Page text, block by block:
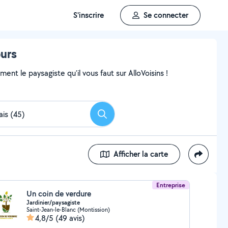
S'inscrire Se connecter
le paysagiste qu'il vous faut sur AlloVoisins !
Rechercher
Afficher la carte
Entreprise
Un coin de verdure
Jardinier/paysagiste
Saint-Jean-le-Blanc (Montission)
4,8/5 (49 avis)